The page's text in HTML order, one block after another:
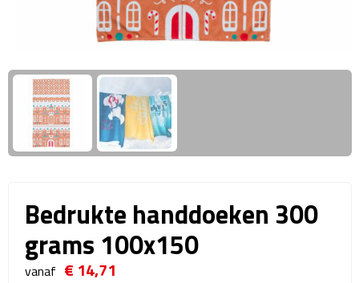
Reistassen & Trolleys
Reistassen
Trolleys
Reistassensets
Weekendtassen
Bedrukte handdoeken 300
grams 100x150
vanaf € 14,71